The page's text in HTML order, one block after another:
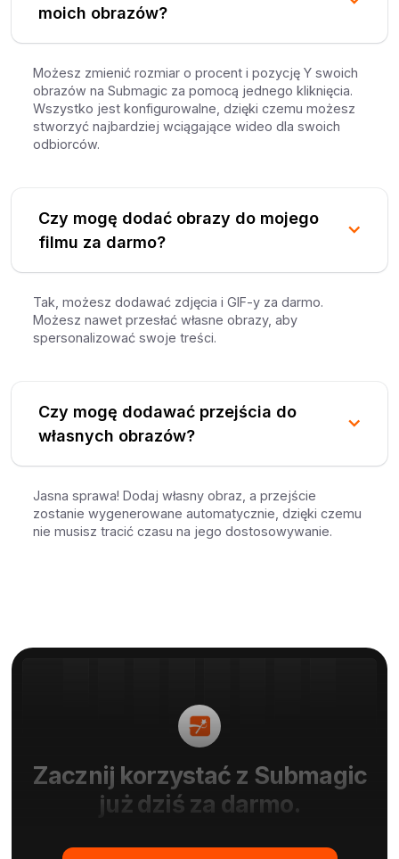
moich obrazów?
Możesz zmienić rozmiar o procent i pozycję Y swoich
obrazów na Submagic za pomocą jednego kliknięcia.
Wszystko jest konfigurowalne, dzięki czemu możesz
stworzyć najbardziej wciągające wideo dla swoich
odbiorców.
Czy mogę dodać obrazy do mojego
filmu za darmo?
Tak, możesz dodawać zdjęcia i GIF-y za darmo.
Możesz nawet przesłać własne obrazy, aby
spersonalizować swoje treści.
Czy mogę dodawać przejścia do
własnych obrazów?
Jasna sprawa! Dodaj własny obraz, a przejście
zostanie wygenerowane automatycznie, dzięki czemu
nie musisz tracić czasu na jego dostosowywanie.
Zacznij korzystać z Submagic
już dziś za darmo.